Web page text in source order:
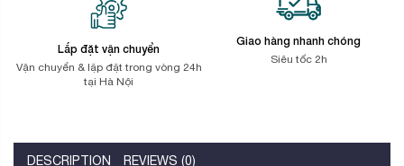
Lắp đặt vận chuyển
Vận chuyển & lặp đặt trong vòng 24h
tại Hà Nội
Giao hàng nhanh chóng
Siêu tốc 2h
DESCRIPTION REVIEWS (0)